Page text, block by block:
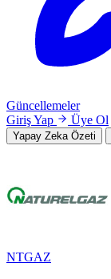
Güncellemeler
Giriş Yap
Üye Ol
Yapay Zeka Özeti
NTGAZ